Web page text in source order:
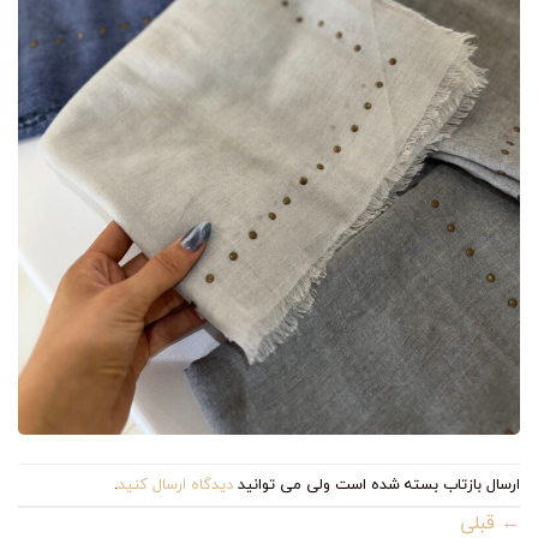
ارسال بازتاب بسته شده است ولی می توانیددیدگاه ارسال کنید.
← قبلی